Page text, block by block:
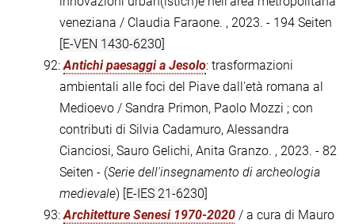
veneziana / Claudia Faraone. , 2023. - 194 Seiten
[E-VEN 1430-6230]
92:Antichi paesaggi a Jesolo: trasformazioni
ambientali alle foci del Piave dall'età romana al
Medioevo / Sandra Primon, Paolo Mozzi ; con
contributi di Silvia Cadamuro, Alessandra
Cianciosi, Sauro Gelichi, Anita Granzo. , 2023. - 82
Seiten - (Serie dell'insegnamento di archeologia
medievale) [E-IES 21-6230]
93:Architetture Senesi 1970-2020 / a cura di Mauro